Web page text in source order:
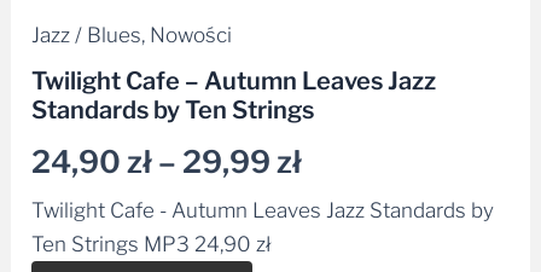
Jazz / Blues, Nowości
Twilight Cafe – Autumn Leaves Jazz
Standards by Ten Strings
24,90zł– 29,99zł
Twilight Cafe - Autumn Leaves Jazz Standards by
Ten Strings MP3 24,90zł